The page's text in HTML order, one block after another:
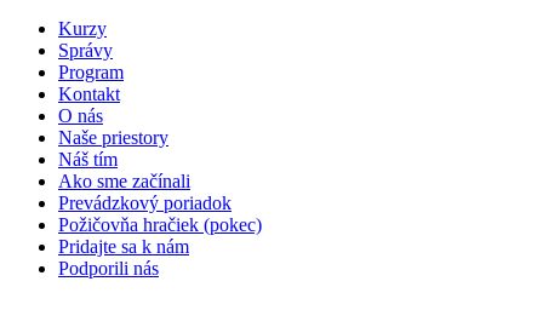
Kurzy
Správy
Program
Kontakt
O nás
Naše priestory
Náš tím
Ako sme začínali
Prevádzkový poriadok
Požičovňa hračiek (pokec)
Pridajte sa k nám
Podporili nás